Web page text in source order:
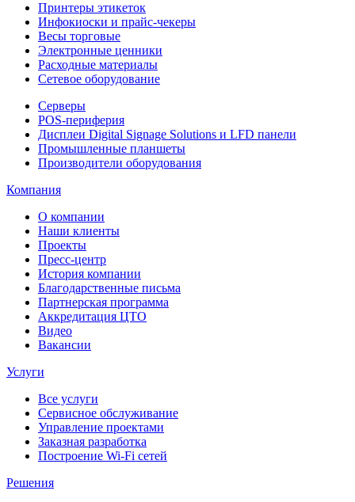
Принтеры этикеток
Инфокиоски и прайс-чекеры
Весы торговые
Электронные ценники
Расходные материалы
Сетевое оборудование
Серверы
POS-периферия
Дисплеи Digital Signage Solutions и LFD панели
Промышленные планшеты
Производители оборудования
Компания
О компании
Наши клиенты
Проекты
Пресс-центр
История компании
Благодарственные письма
Партнерская программа
Аккредитация ЦТО
Видео
Вакансии
Услуги
Все услуги
Сервисное обслуживание
Управление проектами
Заказная разработка
Построение Wi-Fi сетей
Решения